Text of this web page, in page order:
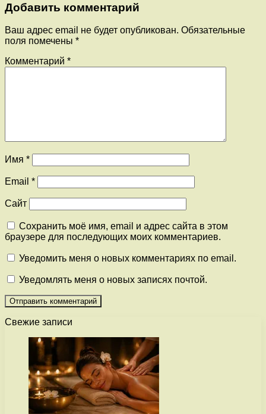
Добавить комментарий
Ваш адрес email не будет опубликован. Обязательные
поля помечены *
Комментарий *
Имя *
Email *
Сайт
Сохранить моё имя, email и адрес сайта в этом
браузере для последующих моих комментариев.
Уведомить меня о новых комментариях по email.
Уведомлять меня о новых записях почтой.
Свежие записи